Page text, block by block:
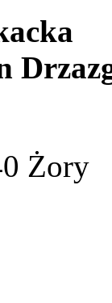
Żory